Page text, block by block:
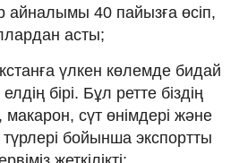
айналымы 40 пайызға өсіп,
асты;
үлкен көлемде бидай
бірі. Бұл ретте біздің
макарон, сүт өнімдері және
түрлері бойынша экспортты